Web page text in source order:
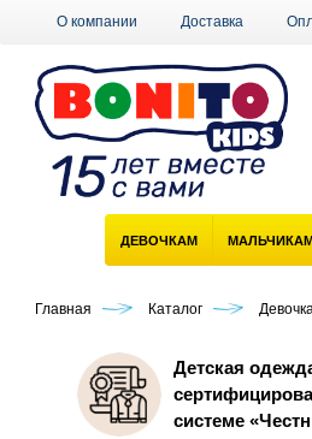
О компании Доставка
ДЕВОЧКАМ
Главная Каталог
Детская
системе